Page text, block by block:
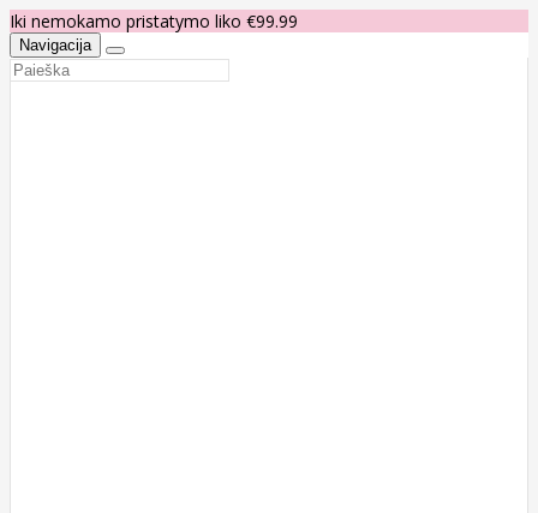
Iki nemokamo pristatymo liko €99.99
Navigacija